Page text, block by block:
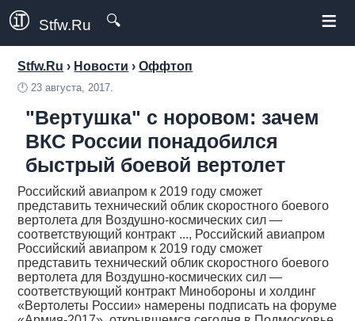
Stfw.Ru 🔍 ≡
Stfw.Ru › Новости ›Оффтоп
🕛23 августа, 2017.
"Вертушка" с норовом: зачем
ВКС России понадобился
быстрый боевой вертолет
Российский авиапром к 2019 году сможет
представить технический облик скоростного боевого
вертолета для Воздушно-космических сил —
соответствующий контракт ..., Российский авиапром
Российский авиапром к 2019 году сможет
представить технический облик скоростного боевого
вертолета для Воздушно-космических сил —
соответствующий контракт Минобороны и холдинг
«Вертолеты России» намерены подписать на форуме